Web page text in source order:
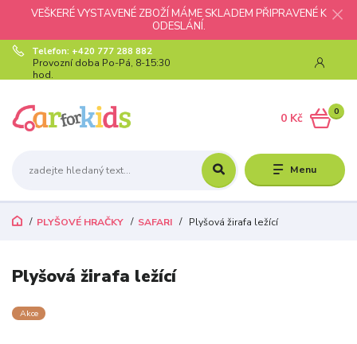
VEŠKERÉ VYSTAVENÉ ZBOŽÍ MÁME SKLADEM PŘIPRAVENÉ K
ODESLÁNÍ.
Menu
Telefon: +420 777 288 882
Provozní doba Po-Pá, 8-15:30
hod.
0
0 Kč
PLYŠOVÉ HRAČKY SAFARI Plyšová žirafa ležící
Plyšová žirafa ležící
Akce